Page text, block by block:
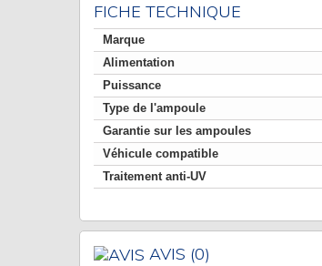
FICHE TECHNIQUE
Marque
Alimentation
Puissance
Type de l'ampoule
Garantie sur les ampoules
Véhicule compatible
Traitement anti-UV
AVIS (0)